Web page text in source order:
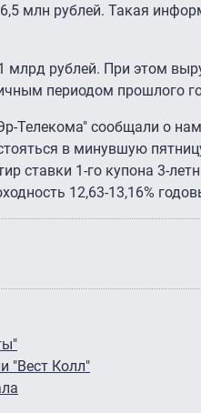
млн рублей. Такая
млрд рублей. При этом
периодом прошлого
Телекома" сообщали о
в минувшую
ставки 1-го купона 3-
12,63-13,16%
"Вест Колл"